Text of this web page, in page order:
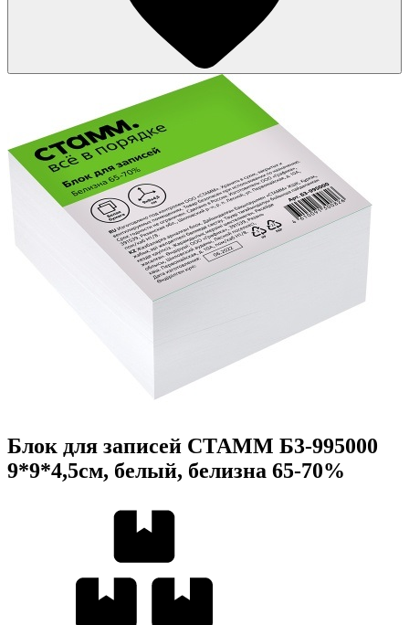
Блок для записей СТАММ Б3-995000
9*9*4,5см, белый, белизна 65-70%